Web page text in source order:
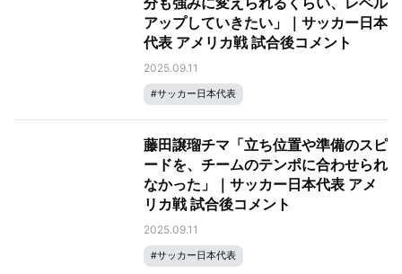
アップしていきたい」｜サッカー日本
代表 アメリカ戦 試合後コメント
2025.09.11
#サッカー日本代表
藤田譲瑠チマ「立ち位置や準備のスピ
ードを、チームのテンポに合わせられ
なかった」｜サッカー日本代表 アメ
リカ戦 試合後コメント
2025.09.11
#サッカー日本代表